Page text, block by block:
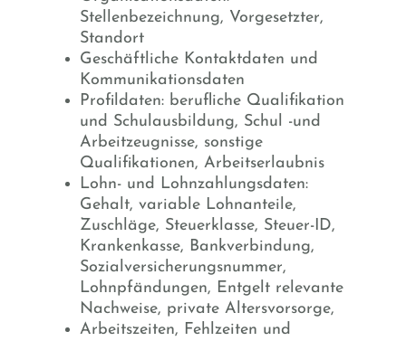
Stellenbezeichnung, Vorgesetzter,
Standort
Geschäftliche Kontaktdaten und
Kommunikationsdaten
Profildaten: berufliche Qualifikation
und Schulausbildung, Schul -und
Arbeitzeugnisse, sonstige
Qualifikationen, Arbeitserlaubnis
Lohn- und Lohnzahlungsdaten:
Gehalt, variable Lohnanteile,
Zuschläge, Steuerklasse, Steuer-ID,
Krankenkasse, Bankverbindung,
Sozialversicherungsnummer,
Lohnpfändungen, Entgelt relevante
Nachweise, private Altersvorsorge,
Arbeitszeiten, Fehlzeiten und